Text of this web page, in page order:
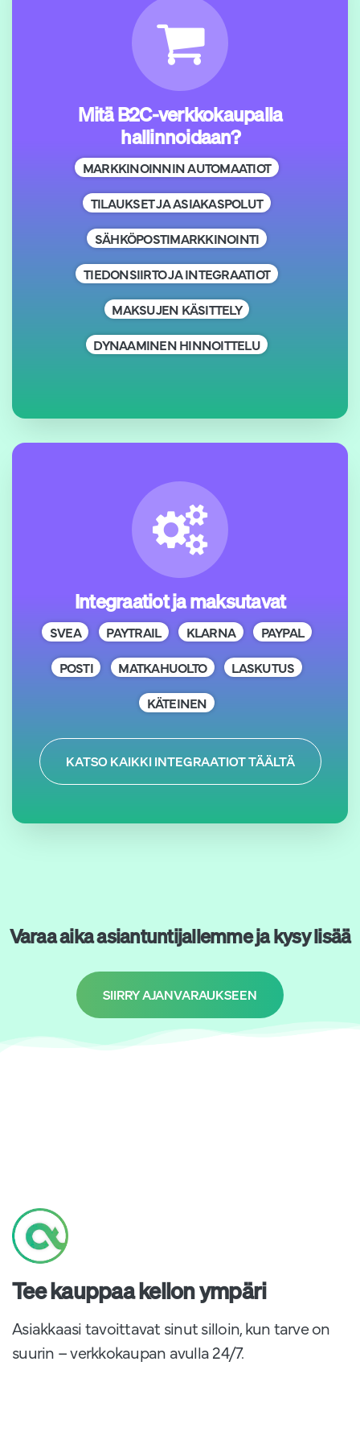
Mitä B2C-verkkokaupalla
hallinnoidaan?
MARKKINOINNIN AUTOMAATIOT
TILAUKSET JA ASIAKASPOLUT
SÄHKÖPOSTIMARKKINOINTI
TIEDONSIIRTO JA INTEGRAATIOT
MAKSUJEN KÄSITTELY
DYNAAMINEN HINNOITTELU
Integraatiot ja maksutavat
SVEA PAYTRAIL KLARNA
PAYPAL
POSTI
MATKAHUOLTO
LASKUTUS
KÄTEINEN
KATSO KAIKKI INTEGRAATIOT TÄÄLTÄ
Varaa aika asiantuntijallemme ja kysy lisää
SIIRRY AJANVARAUKSEEN
Tee kauppaa kellon ympäri
Asiakkaasi tavoittavat sinut silloin, kun tarve on
suurin – verkkokaupan avulla 24/7.